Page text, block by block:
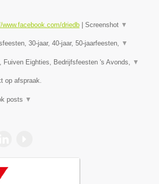
www.facebook.com/driedb Screenshot ▼
30-jaar, 40-jaar, 50-jaarfeesten, ▼
Fuiven Eighties, Bedrijfsfeesten 's Avonds, ▼
op afspraak.
posts ▼